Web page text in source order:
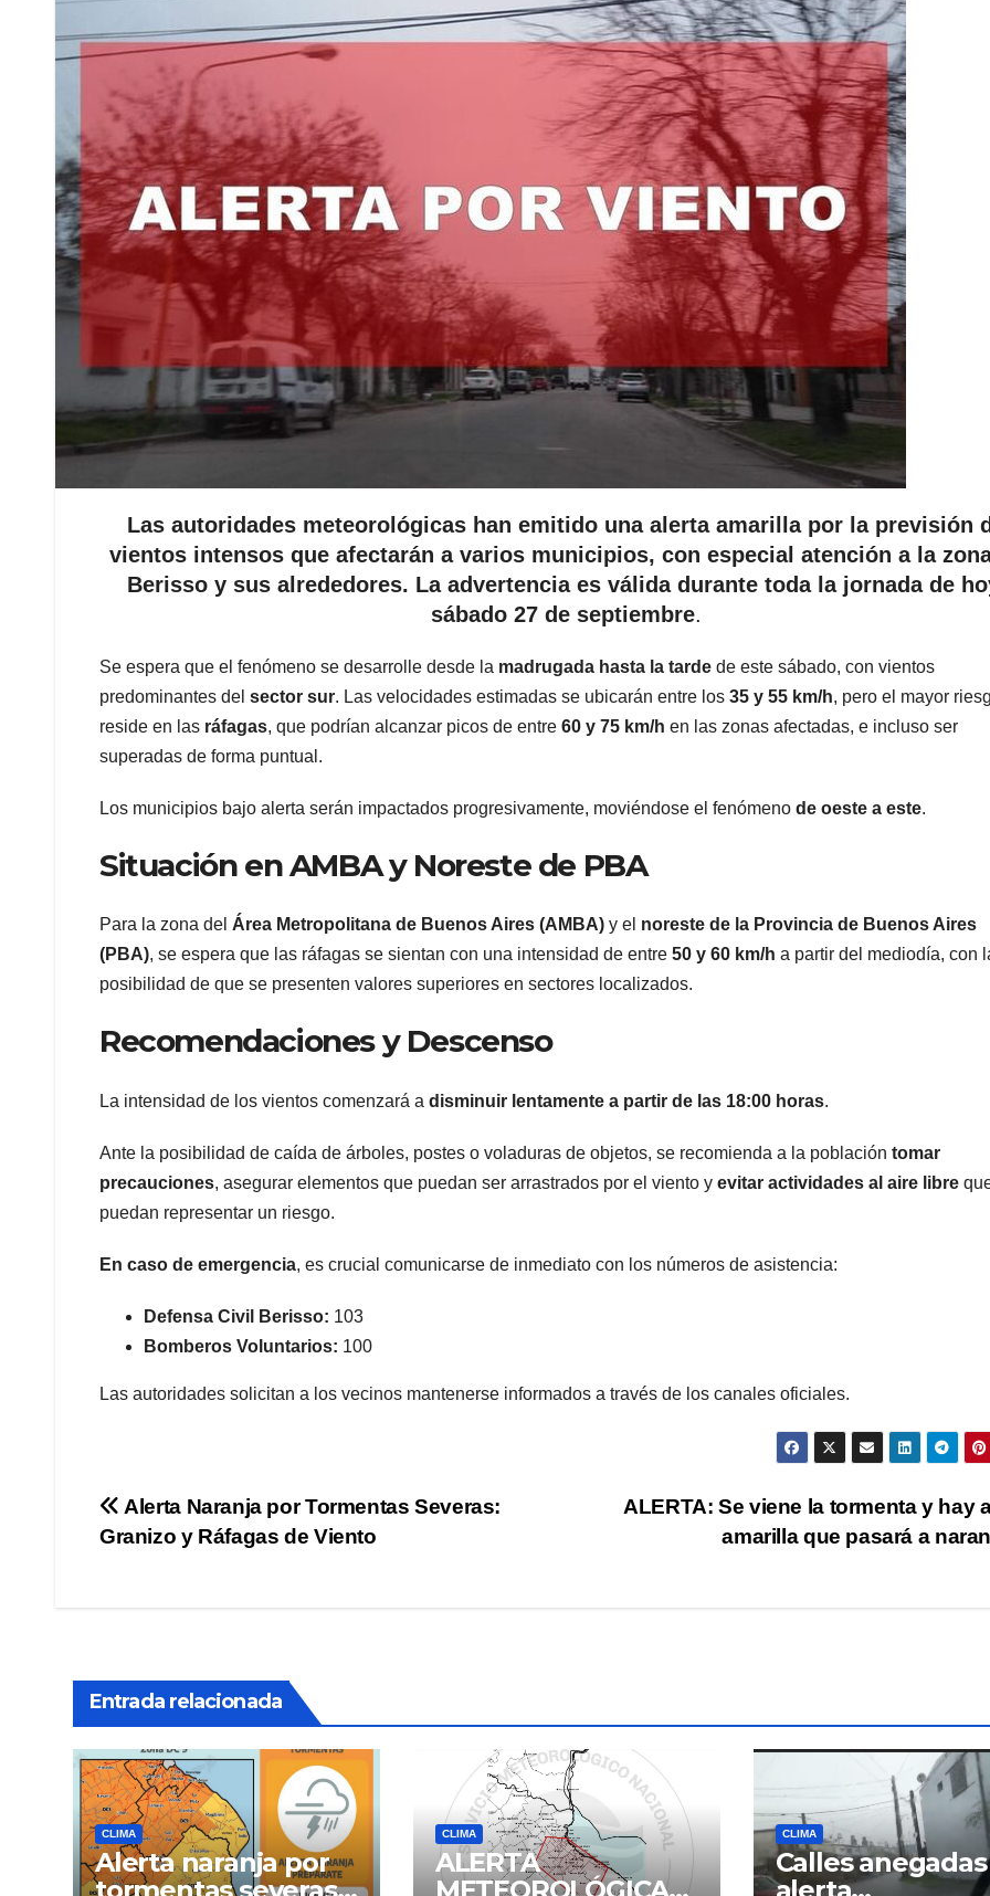
Las autoridades meteorológicas han emitido una alerta amarilla por la previsión
vientos intensos que afectarán a varios municipios, con especial atención a la
Berisso y sus alrededores. La advertencia es válida durante toda la jornada de
sábado 27 de septiembre.
Se espera que el fenómeno se desarrolle desde la madrugada hasta la tarde de este sábado, con vientos
predominantes del sector sur. Las velocidades estimadas se ubicarán entre los 35 y 55 km/h, pero el mayor
reside en las ráfagas, que podrían alcanzar picos de entre 60 y 75 km/h en las zonas afectadas, e incluso ser
superadas de forma puntual.
Los municipios bajo alerta serán impactados progresivamente, moviéndose el fenómeno de oeste a este.
Situación en AMBA y Noreste de PBA
Para la zona del Área Metropolitana de Buenos Aires (AMBA) y el noreste de la Provincia de Buenos Aires
(PBA), se espera que las ráfagas se sientan con una intensidad de entre 50 y 60 km/h a partir del mediodía, con
posibilidad de que se presenten valores superiores en sectores localizados.
Recomendaciones y Descenso
La intensidad de los vientos comenzará a disminuir lentamente a partir de las 18:00 horas.
Ante la posibilidad de caída de árboles, postes o voladuras de objetos, se recomienda a la población tomar
precauciones, asegurar elementos que puedan ser arrastrados por el viento y evitar actividades al aire libre
puedan representar un riesgo.
En caso de emergencia, es crucial comunicarse de inmediato con los números de asistencia:
Defensa Civil Berisso: 103
Bomberos Voluntarios: 100
Las autoridades solicitan a los vecinos mantenerse informados a través de los canales oficiales.
Navegación
ALERTA: Se viene la tormenta y hay
amarilla que pasará a
Alerta Naranja por Tormentas Severas:
Granizo y Ráfagas de Viento
Entrada relacionada
CLIMA
Alerta naranja por
CLIMA
ALERTA
CLIMA
Calles